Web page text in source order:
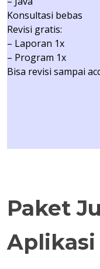
Konsultasi bebas
Revisi gratis:
– Laporan 1x
– Program 1x
Bisa revisi sampai
Paket
Aplikasi